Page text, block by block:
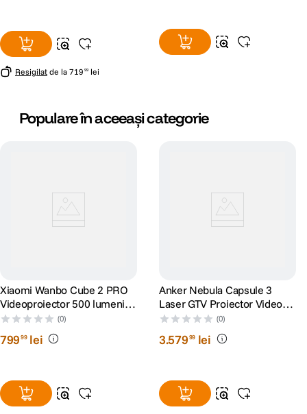
Resigilat de la 719 99 lei
Populare în aceeași categorie
Xiaomi Wanbo Cube 2 PRO
Videoproiector 500 lumeni
Full HD 1920x1080 Android
TV 11 Verde
(0)
79999 lei
Anker Nebula Capsule 3
Laser GTV Proiector Video
Portabil 1080p WiFi 300
ANSI Lumeni Dolby Digital
Negru
(0)
3.57999 lei